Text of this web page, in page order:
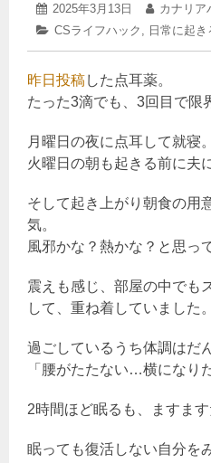
投
稿
2025年3月13日
2025
年
3
月
日
投
稿
カナリア
カ
リ
ー:
CSライフハック , 日常に起き
昨日投稿した点耳薬。
たった3滴でも、3回目で限
月曜日の夜に点耳して就寝。
火曜日の朝も起きる前に夫
そして起き上がり朝食の用
気。
風邪かな？熱かな？と思っ
震えも感じ、部屋の中でも
して、重ね着していました。
過ごしているうち体調はだ
「腰がたたない…横になり
2時間ほど眠るも、ますます
眠っても復活しない自分を